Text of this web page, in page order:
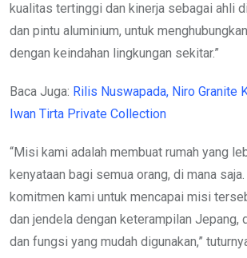
kualitas tertinggi dan kinerja sebagai ahli
dan pintu aluminium, untuk
dengan keindahan lingkungan sekitar.”
Baca Juga: Rilis Nuswapada, Niro Granite
Iwan Tirta Private Collection
“Misi kami adalah membuat rumah yang
kenyataan bagi semua orang, di mana
komitmen kami untuk mencapai misi
dan jendela dengan keterampilan Jepang,
dan fungsi yang mudah digunakan,”